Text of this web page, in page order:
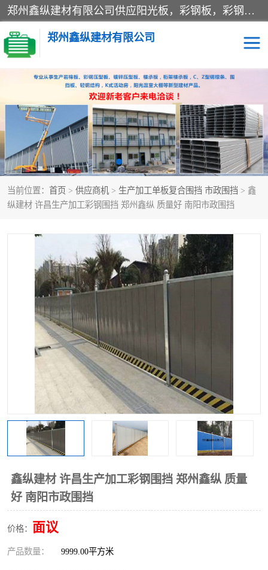
郑州鑫纵建材有限公司供应阳光板，彩钢板，彩钢钢构工程是一家集生产销售租赁安装于一体的企业，主要生产PC采光板，耐力板，仿古琉璃采光板，岩棉板、彩钢压型板、镀锌压型板、桁架楼承板，C、Z型钢檩条、围挡板、轻钢结构，阳光温室大棚等新型建材产品。公司旗下有多台移动式高空压瓦机租赁，承接全国各地业务，专业对外租赁各种型号压瓦机。
郑州鑫纵建材有限公司
当前位置： 首页 > 供应商机 > 生产加工单板复合围挡 市政围挡 > 鑫
纵建材 许昌生产加工彩钢围挡 郑州鑫纵 质量好 南阳市政围挡
鑫纵建材 许昌生产加工彩钢围挡 郑州鑫纵 质量
好 南阳市政围挡
价格： 面议
产品数量： 9999.00平方米
高空瓦机租赁 ASA合成树脂仿古瓦
CZ型钢 FRP采光板
PC多层板 PC耐力板
建筑围挡 楼层板
钢结构配件
围挡 彩钢板
生产加工单板复合围挡 市
政围挡